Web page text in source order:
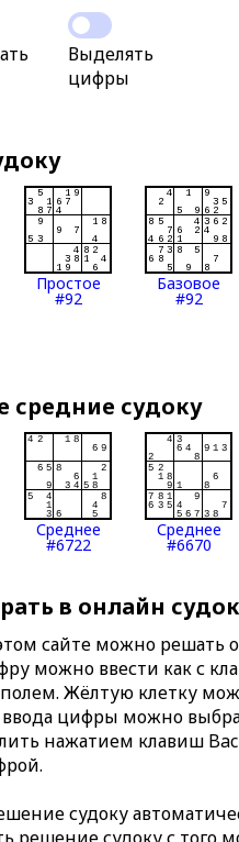
Выделять
цифры
Простое
#92
Базовое
#92
средние судоку
Среднее
#6722
Среднее
#6670
в онлайн
сайте можно
можно ввести как с
Жёлтую клетку
ввода цифры можно
нажатием клавиш
судоку